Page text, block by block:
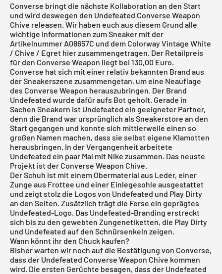
Converse bringt die nächste Kollaboration an den Start
und wird deswegen den Undefeated Converse Weapon
Chive releasen. Wir haben euch aus diesem Grund alle
wichtige Informationen zum Sneaker mit der
Artikelnummer A08657C und dem Colorway Vintage White
/ Chive / Egret hier zusammengetragen. Der Retailpreis
für den Converse Weapon liegt bei 130,00 Euro.
Converse hat sich mit einer relativ bekannten Brand aus
der Sneakerszene zusammengetan, um eine Neauflage
des Converse Weapon herauszubringen. Der Brand
Undefeated wurde dafür aufs Bot geholt. Gerade in
Sachen Sneakern ist Undefeated ein geeigneter Partner,
denn die Brand war ursprünglich als Sneakerstore an den
Start gegangen und konnte sich mittlerweile einen so
großen Namen machen, dass sie selbst eigene Klamotten
herausbringen. In der Vergangenheit arbeitete
Undefeated ein paar Mal mit Nike zusammen. Das neuste
Projekt ist der Converse Weapon Chive.
Der Schuh ist mit einem Obermaterial aus Leder, einer
Zunge aus Frottee und einer Einlegesohle ausgestattet
und zeigt stolz die Logos von Undefeated und Play Dirty
an den Seiten. Zusätzlich trägt die Ferse ein geprägtes
Undefeated-Logo. Das Undefeated-Branding erstreckt
sich bis zu den gewebten Zungenetiketten, die Play Dirty
und Undefeated auf den Schnürsenkeln zeigen.
Wann könnt ihr den Chuck kaufen?
Bisher warten wir noch auf die Bestätigung von Converse,
dass der Undefeated Converse Weapon Chive kommen
wird. Die ersten Gerüchte besagen, dass der Undefeated